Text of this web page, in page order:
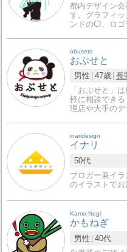
都内デザイン
す。グラフィ
ンドのCI、ロゴ
obuseto
おぶせと
男性 47歳 長
「おぶせと」
軽に相談でき
理店や大手の
inaridesign
イナリ
50代
ブロガー兼イ
のイラストでお
Kamo-Negi
かもねぎ
男性 40代